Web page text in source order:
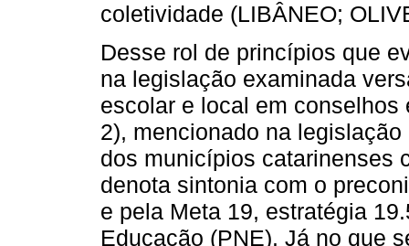
coletividade (LIBÂNEO;
Desse rol de princípios que
na legislação examinada
escolar e local em
2), mencionado na
dos municípios catarinenses
denota sintonia com o
e pela Meta 19, estratégia
Educação (PNE). Já no que